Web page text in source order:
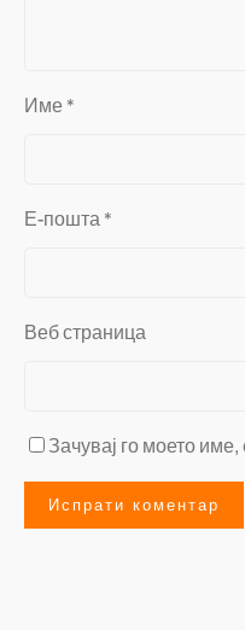
Име *
Е-пошта *
Веб страница
Зачувај го моето